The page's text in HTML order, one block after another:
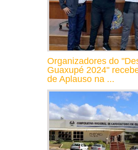
Organizadores do
Guaxupé 2024"
de Aplauso na ...